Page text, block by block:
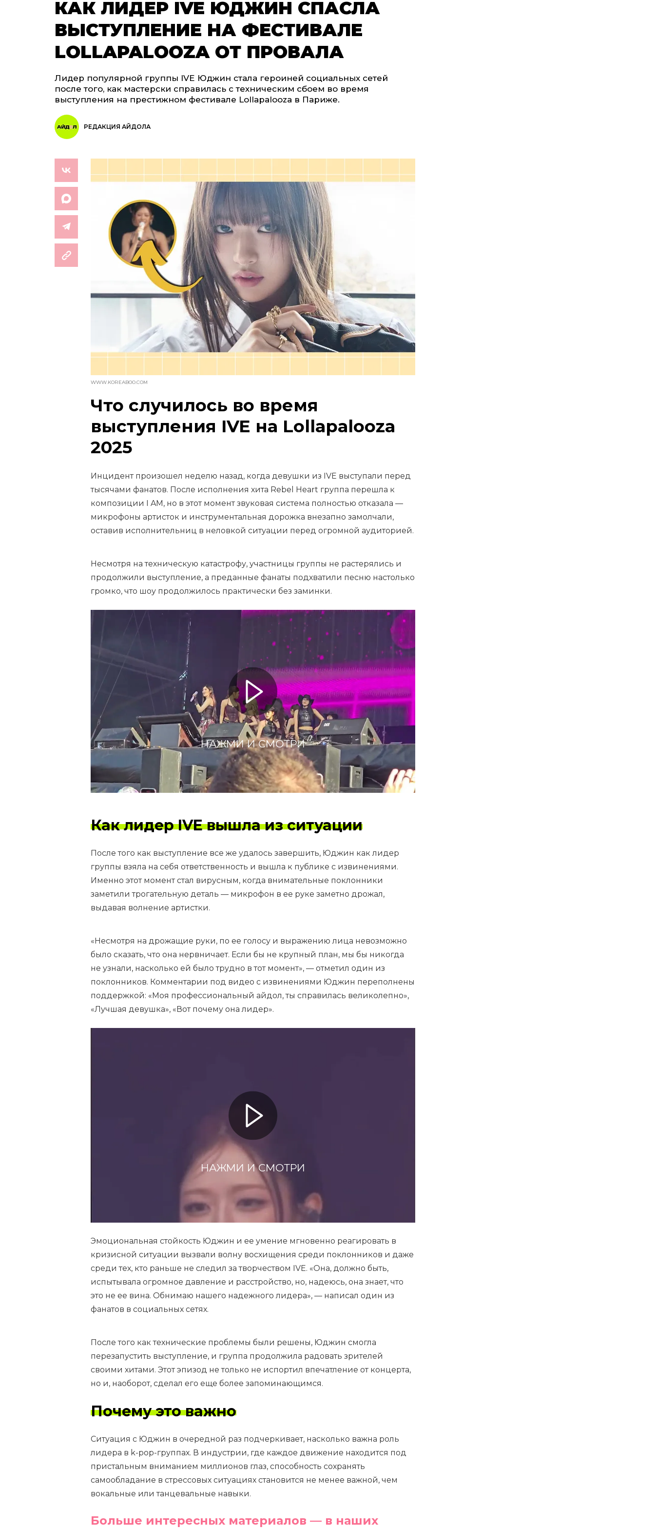
КАК ЛИДЕР IVE ЮДЖИН СПАСЛА
ВЫСТУПЛЕНИЕ НА ФЕСТИВАЛЕ
LOLLAPALOOZA ОТ ПРОВАЛА
Лидер популярной группы IVE Юджин стала героиней социальных сетей
после того, как мастерски справилась с техническим сбоем во время
выступления на престижном фестивале Lollapalooza в Париже.
РЕДАКЦИЯ АЙДОЛА
WWW.KOREABOO.COM
Что случилось во время
выступления IVE на Lollapalooza
2025
Инцидент произошел неделю назад, когда девушки из IVE выступали перед
тысячами фанатов. После исполнения хита Rebel Heart группа перешла к
композиции I AM, но в этот момент звуковая система полностью отказала —
микрофоны артисток и инструментальная дорожка внезапно замолчали,
оставив исполнительниц в неловкой ситуации перед огромной аудиторией.
Несмотря на техническую катастрофу, участницы группы не растерялись и
продолжили выступление, а преданные фанаты подхватили песню настолько
громко, что шоу продолжилось практически без заминки.
НАЖМИ И СМОТРИ
Как лидер IVE вышла из ситуации
После того как выступление все же удалось завершить, Юджин как лидер
группы взяла на себя ответственность и вышла к публике с извинениями.
Именно этот момент стал вирусным, когда внимательные поклонники
заметили трогательную деталь — микрофон в ее руке заметно дрожал,
выдавая волнение артистки.
«Несмотря на дрожащие руки, по ее голосу и выражению лица невозможно
было сказать, что она нервничает. Если бы не крупный план, мы бы никогда
не узнали, насколько ей было трудно в тот момент», — отметил один из
поклонников. Комментарии под видео с извинениями Юджин переполнены
поддержкой: «Моя профессиональный айдол, ты справилась великолепно»,
«Лучшая девушка», «Вот почему она лидер».
НАЖМИ И СМОТРИ
Эмоциональная стойкость Юджин и ее умение мгновенно реагировать в
кризисной ситуации вызвали волну восхищения среди поклонников и даже
среди тех, кто раньше не следил за творчеством IVE. «Она, должно быть,
испытывала огромное давление и расстройство, но, надеюсь, она знает, что
это не ее вина. Обнимаю нашего надежного лидера», — написал один из
фанатов в социальных сетях.
После того как технические проблемы были решены, Юджин смогла
перезапустить выступление, и группа продолжила радовать зрителей
своими хитами. Этот эпизод не только не испортил впечатление от концерта,
но и, наоборот, сделал его еще более запоминающимся.
Почему это важно
Ситуация с Юджин в очередной раз подчеркивает, насколько важна роль
лидера в k-pop-группах. В индустрии, где каждое движение находится под
пристальным вниманием миллионов глаз, способность сохранять
самообладание в стрессовых ситуациях становится не менее важной, чем
вокальные или танцевальные навыки.
Больше интересных материалов — в наших